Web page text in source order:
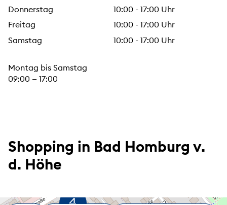
Donnerstag
10:00 - 17:00 Uhr
Freitag
10:00 - 17:00 Uhr
Samstag
10:00 - 17:00 Uhr
Montag bis Samstag
09:00 — 17:00
Shopping in Bad Homburg v.
d. Höhe